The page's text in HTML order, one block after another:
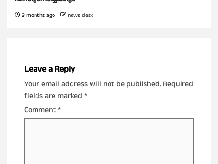
3 months ago news desk
Leave a Reply
Your email address will not be published. Required
fields are marked *
Comment*